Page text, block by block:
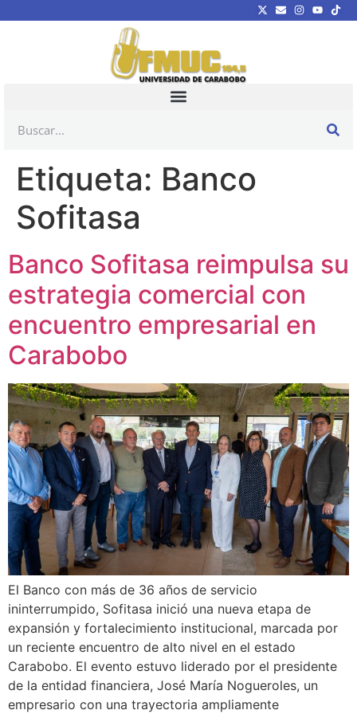
Etiqueta: Banco
Sofitasa
Banco Sofitasa reimpulsa su
estrategia comercial con
encuentro empresarial en
Carabobo
El Banco con más de 36 años de servicio
ininterrumpido, Sofitasa inició una nueva etapa de
expansión y fortalecimiento institucional, marcada por
un reciente encuentro de alto nivel en el estado
Carabobo. El evento estuvo liderado por el presidente
de la entidad financiera, José María Nogueroles, un
empresario con una trayectoria ampliamente